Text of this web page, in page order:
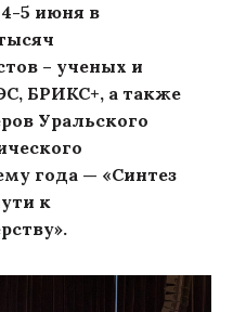
4-5 июня в
– ученых и
БРИКС+, а также
Уральского
года — «Синтез
к